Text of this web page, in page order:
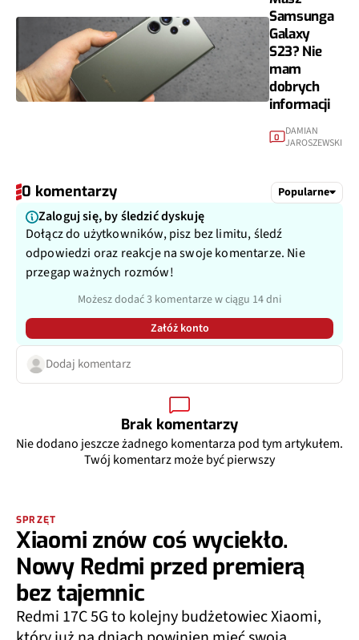
Samsunga
Galaxy
S23? Nie
mam
dobrych
informacji
0
DAMIAN
JAROSZEWSKI
0 komentarzy Popularne
Zaloguj się, by śledzić dyskuję
Dołącz do użytkowników, pisz bez limitu, śledź
odpowiedzi oraz reakcje na swoje komentarze. Nie
przegap ważnych rozmów!
Możesz dodać 3 komentarze w ciągu 14 dni
Załóż konto
Dodaj komentarz
Brak komentarzy
Nie dodano jeszcze żadnego komentarza pod tym artykułem.
Twój komentarz może być pierwszy
SPRZĘT
Xiaomi znów coś wyciekło.
Nowy Redmi przed premierą
bez tajemnic
Redmi 17C 5G to kolejny budżetowiec Xiaomi,